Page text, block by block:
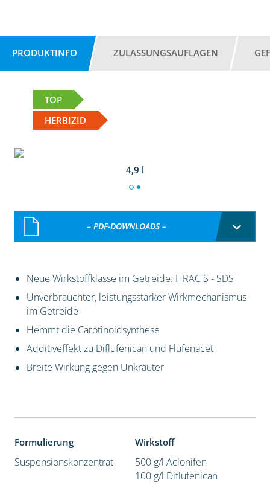
PRODUKTINFO ZULASSUNGSAUFLAGEN
TOP
HERBIZID
4,9 l
– PDF-DOWNLOADS –
Neue Wirkstoffklasse im Getreide: HRAC S - SDS
Unverbrauchter, leistungsstarker Wirkmechanismus
im Getreide
Hemmt die Carotinoidsynthese
Additiveffekt zu Diflufenican und Flufenacet
Breite Wirkung gegen Unkräuter
Formulierung
Suspensionskonzentrat
Wirkstoff
500 g/l Aclonifen
100 g/l Diflufenican